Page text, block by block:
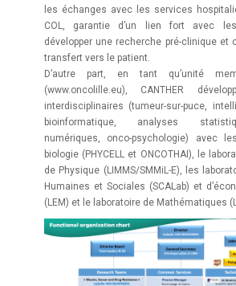
les échanges avec les services
COL, garantie d’un lien fort avec
développer une recherche pré-clinique et
transfert vers le patient.
D’autre part, en tant qu’unité
(www.oncolille.eu), CANTHER
interdisciplinaires (tumeur-sur-puce,
bioinformatique, analyses
numériques, onco-psychologie) avec
biologie (PHYCELL et ONCOTHAI), le
de Physique (LIMMS/SMMiL-E), les
Humaines et Sociales (SCALab) et
(LEM) et le laboratoire de Mathématiques